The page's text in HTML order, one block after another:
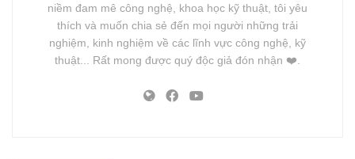
niềm đam mê công nghệ, khoa học kỹ thuật, tôi yêu
thích và muốn chia sẻ đến mọi người những trải
nghiệm, kinh nghiệm về các lĩnh vực công nghệ, kỹ
thuật... Rất mong được quý độc giả đón nhận ❤️.